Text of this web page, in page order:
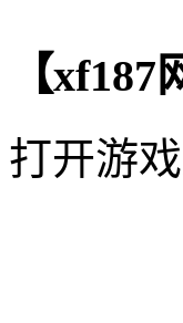
【
打开游